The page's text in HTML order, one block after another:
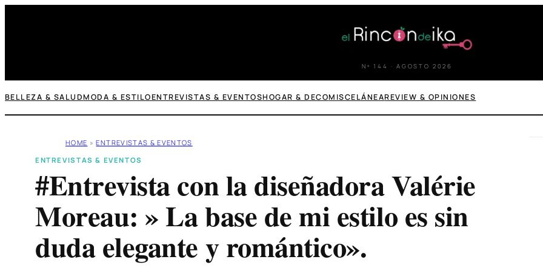
Nº 144 · AGOSTO 2026
BELLEZA & SALUDMODA & ESTILOENTREVISTAS & EVENTOSHOGAR & DECOMISCELÁNEAREVIEW & OPINIONES
HOME » ENTREVISTAS & EVENTOS
ENTREVISTAS & EVENTOS
#Entrevista con la diseñadora Valérie
Moreau: » La base de mi estilo es sin
duda elegante y romántico».